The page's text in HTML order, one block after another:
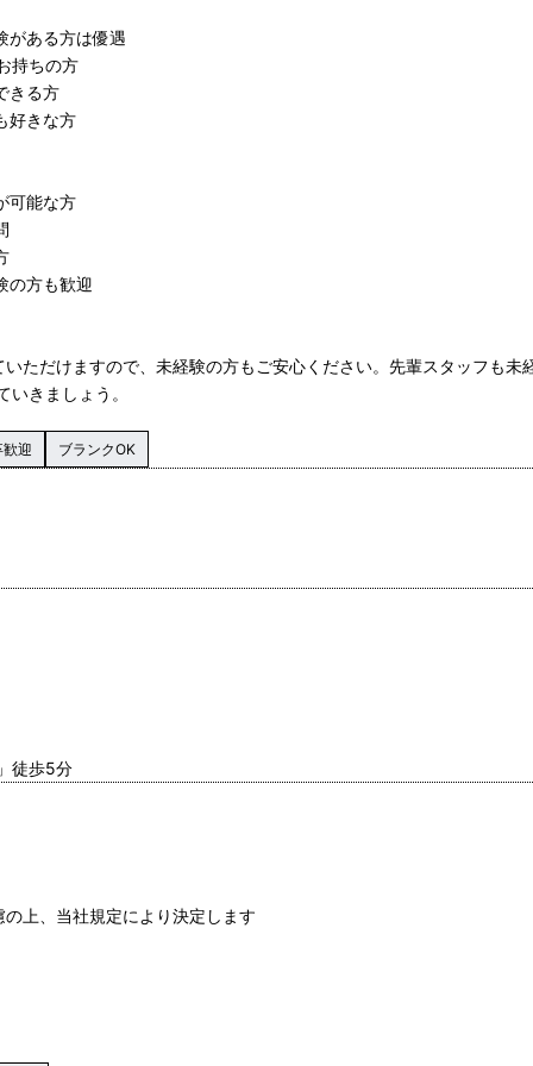
がある方は優遇
持ちの方
きる方
好きな方
可能な方
の方も歓迎
ただけますので、未経験の方もご安心ください。先輩スタッフも未
きましょう。
迎 ブランクOK
徒歩5分
上、当社規定により決定します